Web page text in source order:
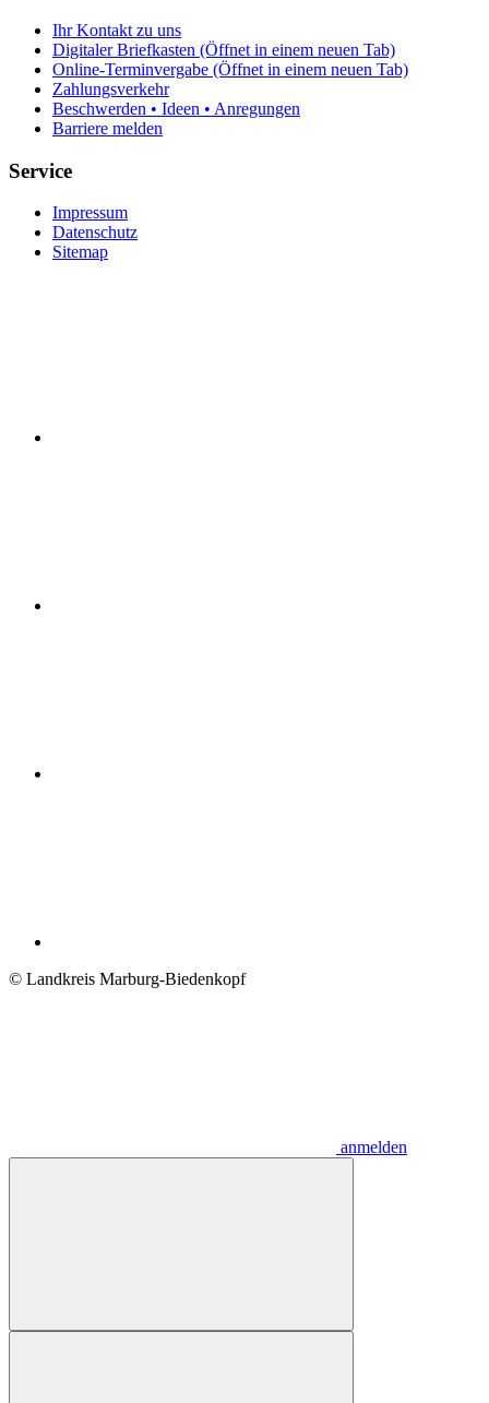
Ihr Kontakt zu uns
Digitaler Briefkasten (Öffnet in einem neuen Tab)
Online-Terminvergabe (Öffnet in einem neuen Tab)
Zahlungsverkehr
Beschwerden • Ideen • Anregungen
Barriere melden
Service
Impressum
Datenschutz
Sitemap
© Landkreis Marburg-Biedenkopf
anmelden